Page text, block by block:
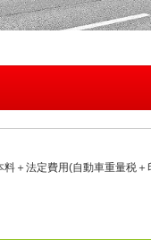
＋法定費用(自動車重量税